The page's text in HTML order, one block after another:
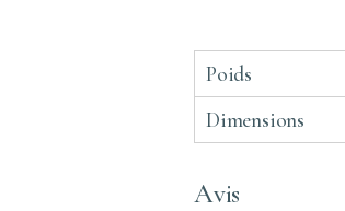
Poids
Dimensions
Avis